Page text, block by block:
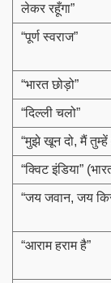
लेकर रहूँगा”
“पूर्ण स्वराज”
“भारत छोड़ो”
“दिल्ली चलो”
“मुझे खून दो, मैं तुम्हें
“क्विट इंडिया”
“जय जवान, जय
“आराम हराम है”